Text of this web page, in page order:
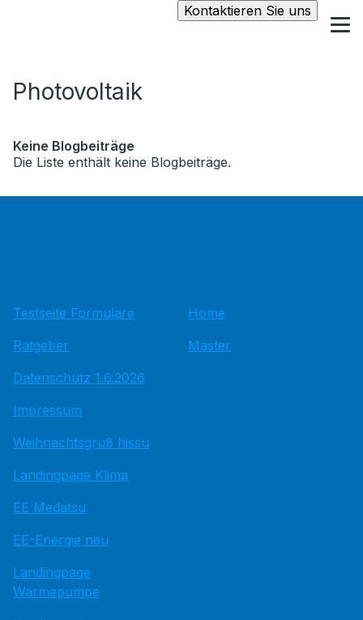
Kontaktieren Sie uns
Photovoltaik
Keine Blogbeiträge
Die Liste enthält keine Blogbeiträge.
Testseite Formulare
Ratgeber
Datenschutz 1.6.2026
Impressum
Weihnachtsgruß hissu
Landingpage Klima
EE Medatsu
EE-Energie neu
Landingpage
Wärmepumpe
Home
Master